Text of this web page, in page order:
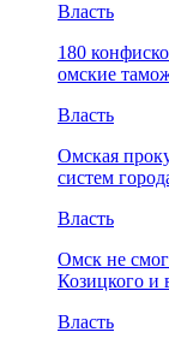
Власть
180
омские
Власть
Омская
систем
Власть
Омск не
Козицкого и
Власть